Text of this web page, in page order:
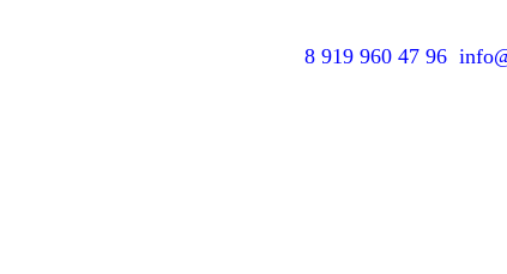
8 919 960 47 96